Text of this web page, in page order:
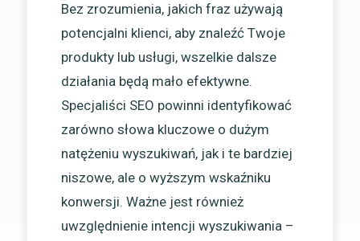
Bez zrozumienia, jakich fraz używają
potencjalni klienci, aby znaleźć Twoje
produkty lub usługi, wszelkie dalsze
działania będą mało efektywne.
Specjaliści SEO powinni identyfikować
zarówno słowa kluczowe o dużym
natężeniu wyszukiwań, jak i te bardziej
niszowe, ale o wyższym wskaźniku
konwersji. Ważne jest również
uwzględnienie intencji wyszukiwania –